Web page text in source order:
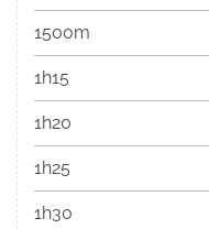
1500m
1h15
1h20
1h25
1h30